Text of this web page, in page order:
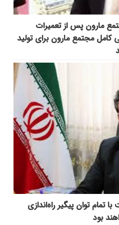
مارون پس از تعمیرات
کامل مجتمع مارون برای تولید
تمام توان پیگیر راه‌اندازی
بود